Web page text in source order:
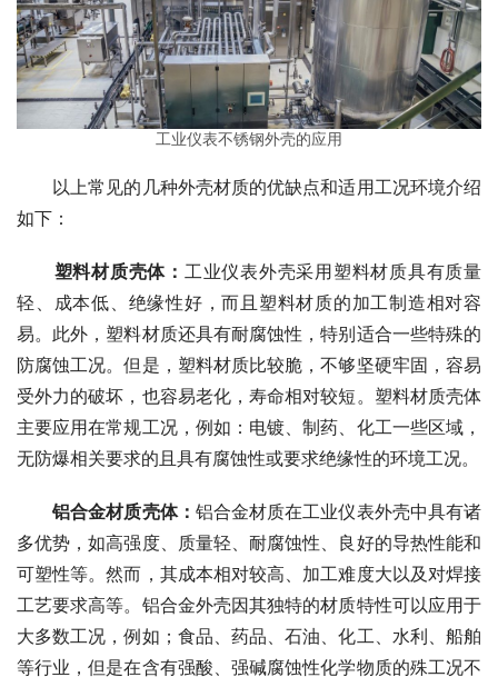
工业仪表不锈钢外壳的应用
以上常见的几种外壳材质的优缺点和适用工况环境介绍
如下：
塑料材质壳体： 工业仪表外壳采用塑料材质具有质量
轻、成本低、绝缘性好，而且塑料材质的加工制造相对容
易。此外，塑料材质还具有耐腐蚀性，特别适合一些特殊的
防腐蚀工况。但是，塑料材质比较脆，不够坚硬牢固，容易
受外力的破坏，也容易老化，寿命相对较短。塑料材质壳体
主要应用在常规工况，例如：电镀、制药、化工一些区域，
无防爆相关要求的且具有腐蚀性或要求绝缘性的环境工况。
铝合金材质壳体： 铝合金材质在工业仪表外壳中具有诸
多优势，如高强度、质量轻、耐腐蚀性、良好的导热性能和
可塑性等。然而，其成本相对较高、加工难度大以及对焊接
工艺要求高等。铝合金外壳因其独特的材质特性可以应用于
大多数工况，例如；食品、药品、石油、化工、水利、船舶
等行业，但是在含有强酸、强碱腐蚀性化学物质的殊工况不